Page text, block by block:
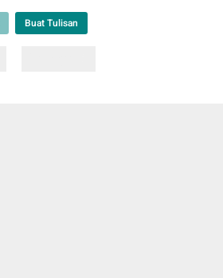
Buat Tulisan